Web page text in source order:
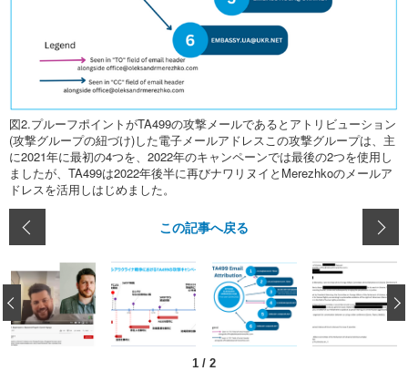
図2.プルーフポイントがTA499の攻撃メールであるとアトリビューション
(攻撃グループの紐づけ)した電子メールアドレスこの攻撃グループは、主
に2021年に最初の4つを、2022年のキャンペーンでは最後の2つを使用し
ましたが、TA499は2022年後半に再びナワリヌイとMerezhkoのメールア
ドレスを活用しはじめました。
この記事へ戻る
1 / 2
‹